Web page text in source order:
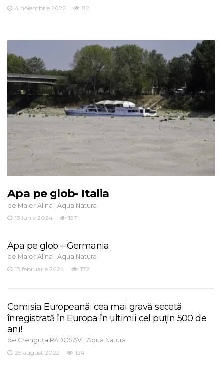
4 noiembrie 2022
82
Apa pe glob- Italia
de Maier Alina | Aqua Natura
13 iunie 2024
197
Apa pe glob – Germania
de Maier Alina | Aqua Natura
13 februarie 2024
172
Comisia Europeană: cea mai gravă secetă
înregistrată în Europa în ultimii cel puţin 500 de
ani!
de Crenguța RADOSAV | Aqua Natura
25 august 2022
124